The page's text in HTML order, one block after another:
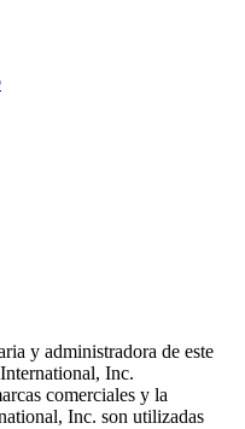
y administradora de este
International, Inc.
comerciales y la
Inc. son utilizadas